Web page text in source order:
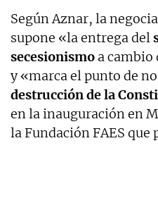
Según Aznar, la
supone «la entrega del
secesionismo a cambio
y «marca el punto de
destrucción de la
en la inauguración en
la Fundación FAES que